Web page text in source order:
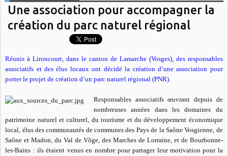
Une association pour accompagner la
création du parc naturel régional
Réunis à Lironcourt, dans le canton de Lamarche (Vosges), des responsables
associatifs et des élus locaux ont décidé la création d’une association pour
porter le projet de création d’un parc naturel régional (PNR).
Responsables associatifs œuvrant depuis de
nombreuses années dans les domaines du
patrimoine naturel et culturel, du tourisme et du développement économique
local, élus des communautés de communes des Pays de la Saône Vosgienne, de
Saône et Madon, du Val de Vôge, des Marches de Lorraine, et de Bourbonne-
les-Bains : ils étaient venus en nombre pour partager leur motivation pour la